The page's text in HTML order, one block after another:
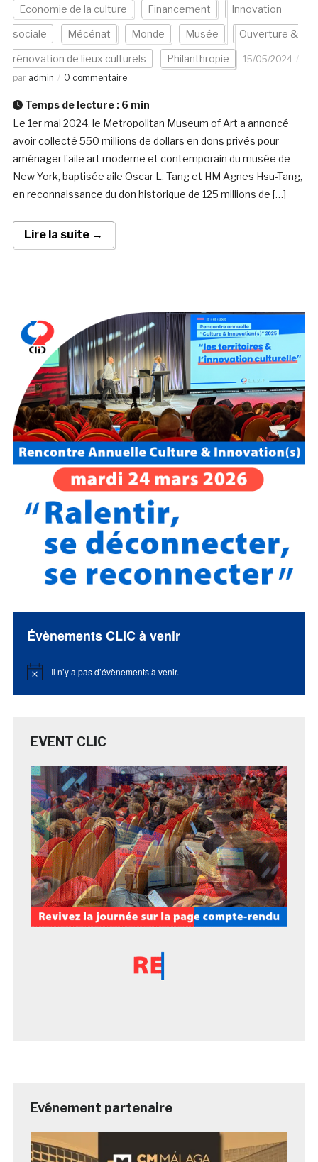
Economie de la culture Financement Innovation
sociale Mécénat Monde Musée Ouverture &
rénovation de lieux culturels Philanthropie
15/05/2024
par admin 0 commentaire
Temps de lecture : 6 min
Le 1er mai 2024, le Metropolitan Museum of Art a annoncé
avoir collecté 550 millions de dollars en dons privés pour
aménager l’aile art moderne et contemporain du musée de
New York, baptisée aile Oscar L. Tang et HM Agnes Hsu-Tang,
en reconnaissance du don historique de 125 millions de […]
Lire la suite →
Évènements CLIC à venir
Notice Il n’y a pas d’évènements à venir.
EVENT CLIC
Evénement partenaire